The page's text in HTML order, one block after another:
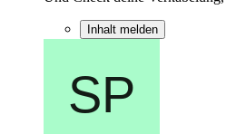
Inhalt melden